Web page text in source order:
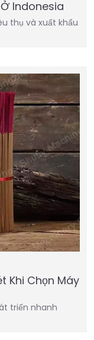
Indonesia
thụ và xuất khẩu
Khi Chọn Máy
triển nhanh